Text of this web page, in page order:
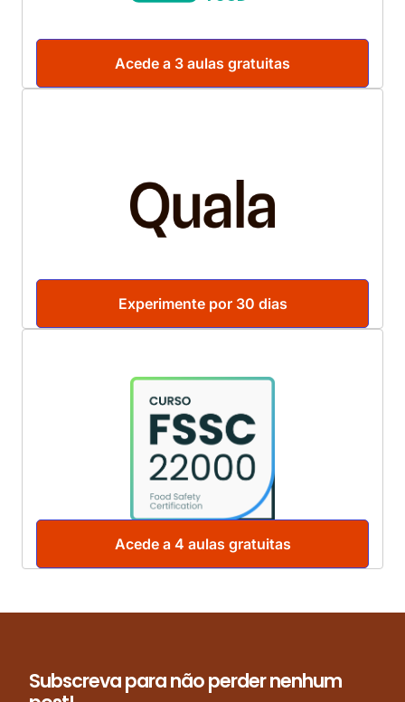
Acede a 3 aulas gratuitas
Experimente por 30 dias
Acede a 4 aulas gratuitas
Subscreva para não perder nenhum